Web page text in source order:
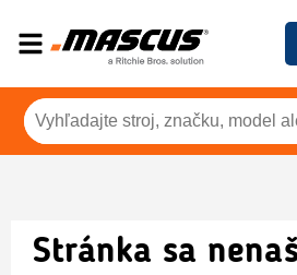
Stránka sa